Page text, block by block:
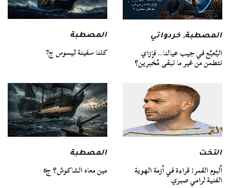
المصطبة,خردواتي
البُعبُع في جيب عيالنا.. فإزاي
نتطمن من غير ما نبقى مُخبرين؟
المصطبة
كلنا سفينة ثيسوس ج7
التخت
ألبوم القمر: قراءة في أزمة الهوية
الفنية لرامي صبري
المصطبة
مين معاه الشاكوش؟ ج6